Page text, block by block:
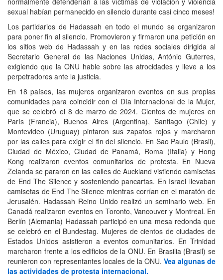
sexual habían permanecido en silencio durante casi cinco meses!
Los partidarios de Hadassah en todo el mundo se organizaron
para poner fin al silencio. Promovieron y firmaron una petición en
los sitios web de Hadassah y en las redes sociales dirigida al
Secretario General de las Naciones Unidas, António Guterres,
exigiendo que la ONU hable sobre las atrocidades y lleve a los
perpetradores ante la justicia.
En 18 países, las mujeres organizaron eventos en sus propias
comunidades para coincidir con el Día Internacional de la Mujer,
que se celebró el 8 de marzo de 2024. Cientos de mujeres en
París (Francia), Buenos Aires (Argentina), Santiago (Chile) y
Montevideo (Uruguay) pintaron sus zapatos rojos y marcharon
por las calles para exigir el fin del silencio. En Sao Paulo (Brasil),
Ciudad de México, Ciudad de Panamá, Roma (Italia) y Hong
Kong realizaron eventos comunitarios de protesta. En Nueva
Zelanda se pararon en las calles de Auckland vistiendo camisetas
de End The Silence y sosteniendo pancartas. En Israel llevaban
camisetas de End The Silence mientras corrían en el maratón de
Jerusalén. Hadassah Reino Unido realizó un seminario web. En
Canadá realizaron eventos en Toronto, Vancouver y Montreal. En
Berlín (Alemania) Hadassah participó en una mesa redonda que
se celebró en el Bundestag. Mujeres de cientos de ciudades de
Estados Unidos asistieron a eventos comunitarios. En Trinidad
marcharon frente a los edificios de la ONU. En Brasilia (Brasil) se
reunieron con representantes locales de la ONU. Vea algunas de
las actividades de protesta internacional.